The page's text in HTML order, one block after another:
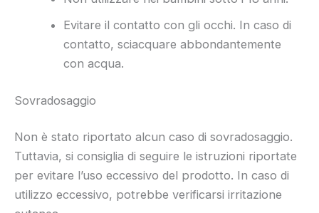
Evitare il contatto con gli occhi. In caso di
contatto, sciacquare abbondantemente
con acqua.
Sovradosaggio
Non è stato riportato alcun caso di sovradosaggio.
Tuttavia, si consiglia di seguire le istruzioni riportate
per evitare l’uso eccessivo del prodotto. In caso di
utilizzo eccessivo, potrebbe verificarsi irritazione